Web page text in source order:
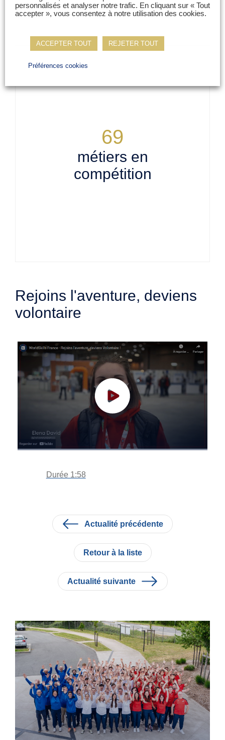
69
métiers en
compétition
Rejoins l'aventure, deviens
volontaire
Durée 1:58
Actualité précédente
Retour à la liste
Actualité suivante
personnalisés et analyser notre trafic. En cliquant sur « Tout
accepter », vous consentez à notre utilisation des cookies.
ACCEPTER TOUT REJETER TOUT
Préférences cookies